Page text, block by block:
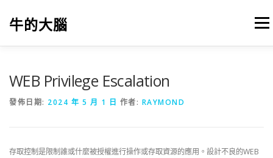
牛的大腦 選單
WEB Privilege Escalation
發佈日期: 2024 年 5 月 1 日 作者: RAYMOND
存取控制是限制誰或什麼被授權進行操作或存取資源的應用。設計不良的WEB